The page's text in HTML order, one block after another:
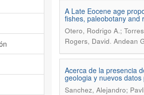
A Late Eocene age
fishes, paleobotany and
Otero, Rodrigo A.;
Rogers, David. Andean
Acerca de la presencia
geologia y nuevos
Sanchez, Alejandro;